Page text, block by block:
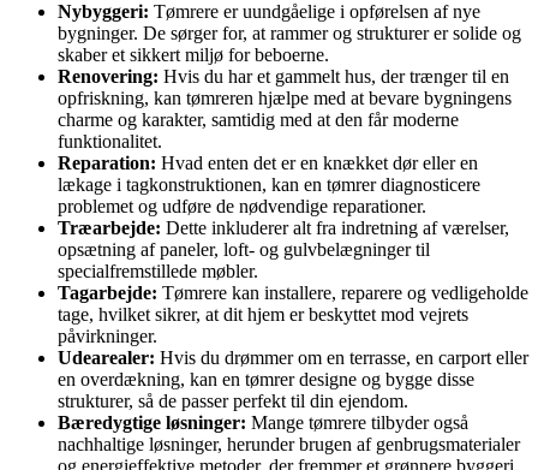
Nybyggeri: Tømrere er uundgåelige i opførelsen af nye
bygninger. De sørger for, at rammer og strukturer er solide og
skaber et sikkert miljø for beboerne.
Renovering: Hvis du har et gammelt hus, der trænger til en
opfriskning, kan tømreren hjælpe med at bevare bygningens
charme og karakter, samtidig med at den får moderne
funktionalitet.
Reparation: Hvad enten det er en knækket dør eller en
lækage i tagkonstruktionen, kan en tømrer diagnosticere
problemet og udføre de nødvendige reparationer.
Træarbejde: Dette inkluderer alt fra indretning af værelser,
opsætning af paneler, loft- og gulvbelægninger til
specialfremstillede møbler.
Tagarbejde: Tømrere kan installere, reparere og vedligeholde
tage, hvilket sikrer, at dit hjem er beskyttet mod vejrets
påvirkninger.
Udearealer: Hvis du drømmer om en terrasse, en carport eller
en overdækning, kan en tømrer designe og bygge disse
strukturer, så de passer perfekt til din ejendom.
Bæredygtige løsninger: Mange tømrere tilbyder også
nachhaltige løsninger, herunder brugen af genbrugsmaterialer